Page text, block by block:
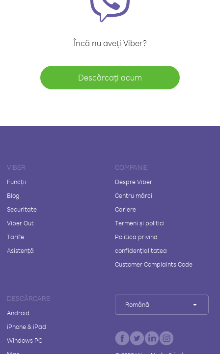
Încă nu aveți Viber?
Descărcați acum
VIBER
Funcții
Blog
Securitate
Viber Out
Tarife
Asistență
COMPANIE
Despre Viber
Centru mărci
Cariere
Termeni și politici
Politica privind
confidențialitatea
Customer Complaints Code
DESCĂRCARE
Android
iPhone & iPad
Windows PC
Română